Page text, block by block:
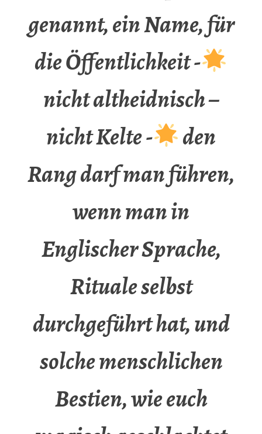
genannt, ein Name, für
die Öffentlichkeit -
nicht altheidnisch –
nicht Kelte -
den
Rang darf man führen,
wenn man in
Englischer Sprache,
Rituale selbst
durchgeführt hat, und
solche menschlichen
Bestien, wie euch